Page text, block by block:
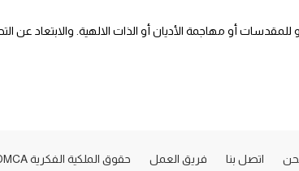
أو مهاجمة الأديان أو الذات الالهية. والابتعاد عن
اتصل بنا فريق العمل حقوق الملكية الفكرية DMCA ©